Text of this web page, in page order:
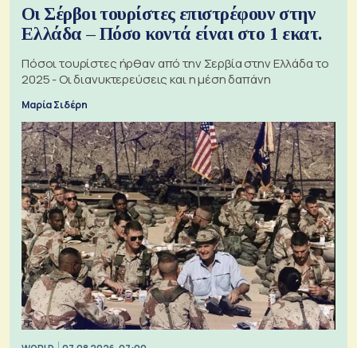
Οι Σέρβοι τουρίστες επιστρέφουν στην
Ελλάδα – Πόσο κοντά είναι στο 1 εκατ.
Πόσοι τουρίστες ήρθαν από την Σερβία στην Ελλάδα το
2025 - Οι διανυκτερεύσεις και η μέση δαπάνη
Μαρία Σιδέρη